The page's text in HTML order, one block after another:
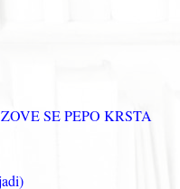
SE PEPO KRSTA